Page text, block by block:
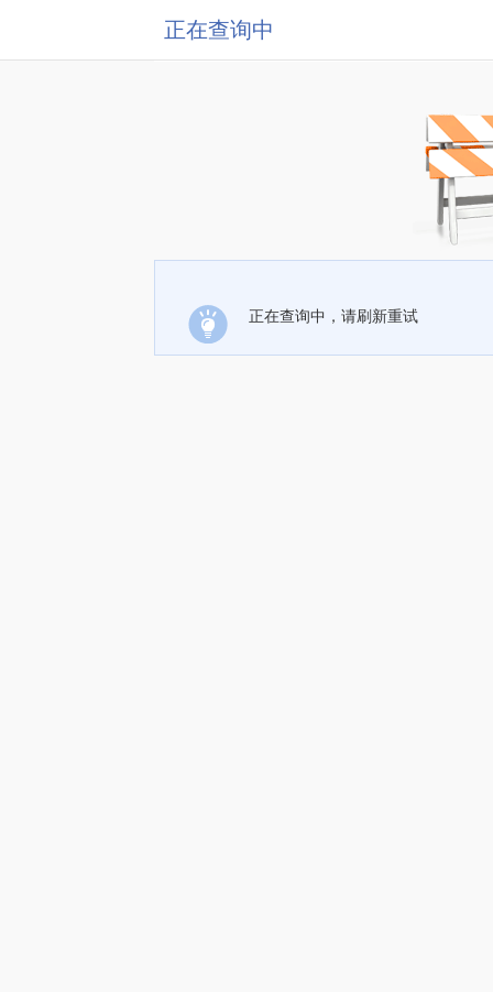
正在查询中
正在查询中，请刷新重试